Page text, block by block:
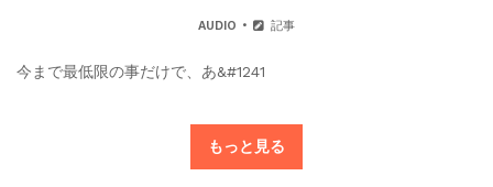
AUDIO 記事
今まで最低限の事だけで、あ&#1241
もっと見る